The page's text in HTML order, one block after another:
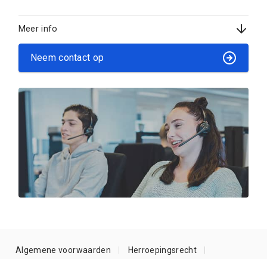
Meer info
Neem contact op
Algemene voorwaarden Herroepingsrecht